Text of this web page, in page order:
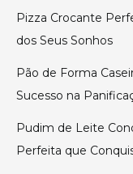
Pizza Crocante
dos Seus Sonhos
Pão de Forma
Sucesso na
Pudim de Leite
Perfeita que